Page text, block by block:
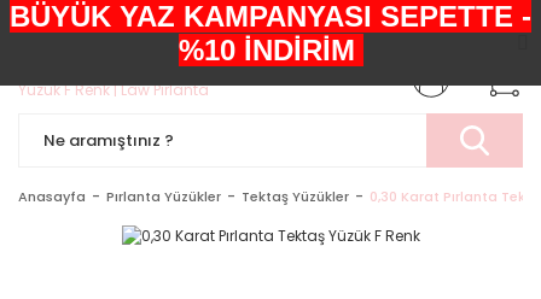
+90552 303 05 29
Anasayfa Pırlanta Yüzükler Tektaş Yüzükler 0,30 Karat Pırlanta
BÜYÜK YAZ KAMPANYASI SEPETTE -
%10 İNDİRİM